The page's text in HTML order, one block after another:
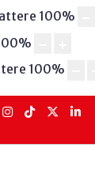
100%
%
100%